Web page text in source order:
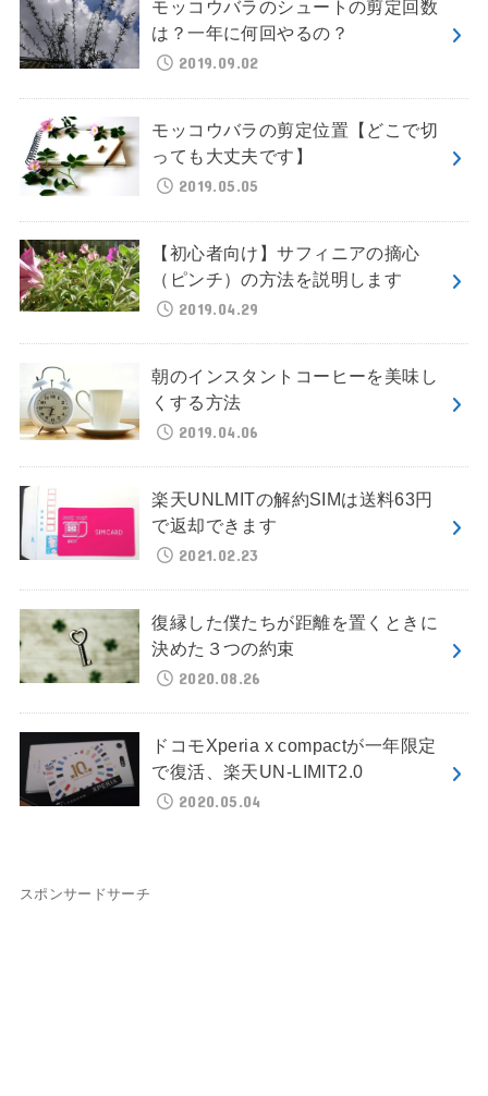
モッコウバラのシュートの剪定回数
は？一年に何回やるの？
2019.09.02
モッコウバラの剪定位置【どこで切
っても大丈夫です】
2019.05.05
【初心者向け】サフィニアの摘心
（ピンチ）の方法を説明します
2019.04.29
朝のインスタントコーヒーを美味し
くする方法
2019.04.06
楽天UNLMITの解約SIMは送料63円
で返却できます
2021.02.23
復縁した僕たちが距離を置くときに
決めた３つの約束
2020.08.26
ドコモXperia x compactが一年限定
で復活、楽天UN-LIMIT2.0
2020.05.04
スポンサードサーチ